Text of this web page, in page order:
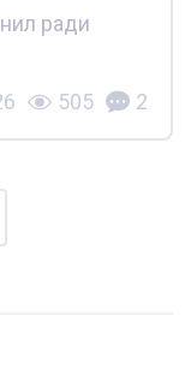
ради
505 2